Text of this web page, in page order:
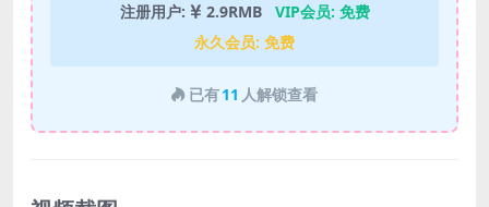
注册用户: 2.9RMB VIP会员: 免费
永久会员: 免费
已有11 人解锁查看